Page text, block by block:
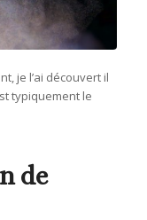
je l’ai découvert il
typiquement le
de